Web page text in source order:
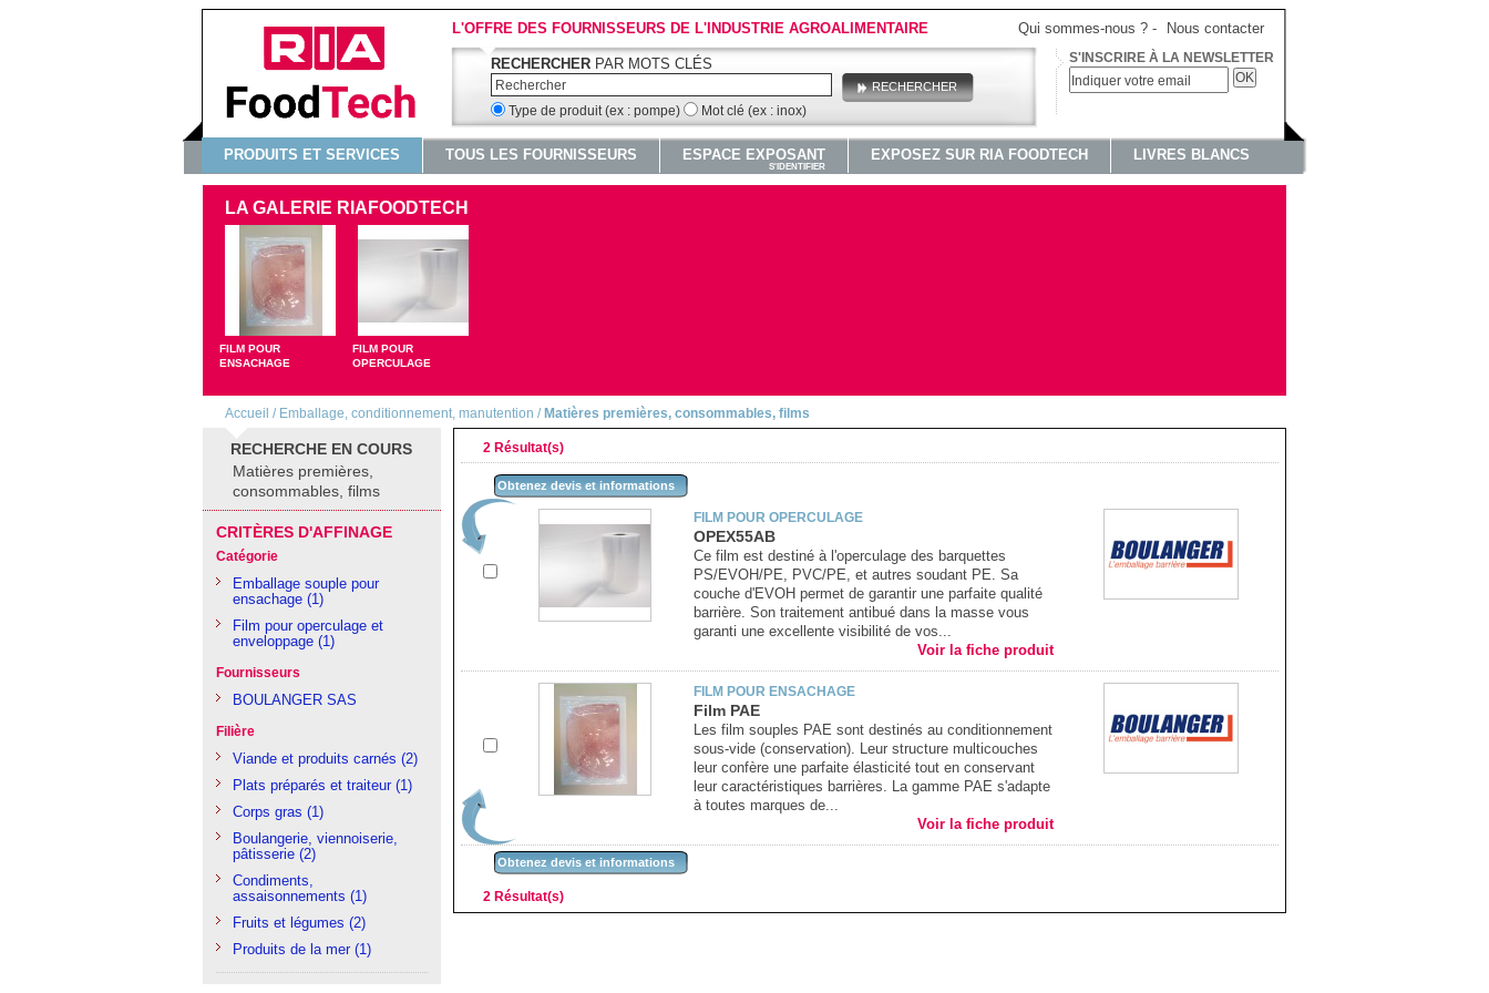
L'OFFRE DES FOURNISSEURS DE L'INDUSTRIE AGROALIMENTAIRE Qui sommes-nous ? - Nous contacter
S'INSCRIRE À LA NEWSLETTER
OK
RECHERCHER PAR MOTS CLÉS
RECHERCHER
Type de produit (ex : pompe) Mot clé (ex : inox)
PRODUITS ET SERVICES TOUS LES FOURNISSEURS ESPACE EXPOSANT
S'IDENTIFIER
EXPOSEZ SUR RIA FOODTECH LIVRES BLANCS
LA GALERIE RIAFOODTECH
FILM POUR
ENSACHAGE
FILM POUR
OPERCULAGE
Accueil / Emballage, conditionnement, manutention / Matières premières, consommables, films
2 Résultat(s)
Obtenez devis et informations
FILM POUR OPERCULAGE
OPEX55AB
Ce film est destiné à l'operculage des barquettes
PS/EVOH/PE, PVC/PE, et autres soudant PE. Sa
couche d'EVOH permet de garantir une parfaite qualité
barrière. Son traitement antibué dans la masse vous
garanti une excellente visibilité de vos...
Voir la fiche produit
FILM POUR ENSACHAGE
Film PAE
Les film souples PAE sont destinés au conditionnement
sous-vide (conservation). Leur structure multicouches
leur confère une parfaite élasticité tout en conservant
leur caractéristiques barrières. La gamme PAE s'adapte
à toutes marques de...
Voir la fiche produit
Obtenez devis et informations
2 Résultat(s)
RECHERCHE EN COURS
Matières premières,
consommables, films
CRITÈRES D'AFFINAGE
Catégorie
Emballage souple pour
ensachage (1)
Film pour operculage et
enveloppage (1)
Fournisseurs
BOULANGER SAS
Filière
Viande et produits carnés (2)
Plats préparés et traiteur (1)
Corps gras (1)
Boulangerie, viennoiserie,
pâtisserie (2)
Condiments,
assaisonnements (1)
Fruits et légumes (2)
Produits de la mer (1)